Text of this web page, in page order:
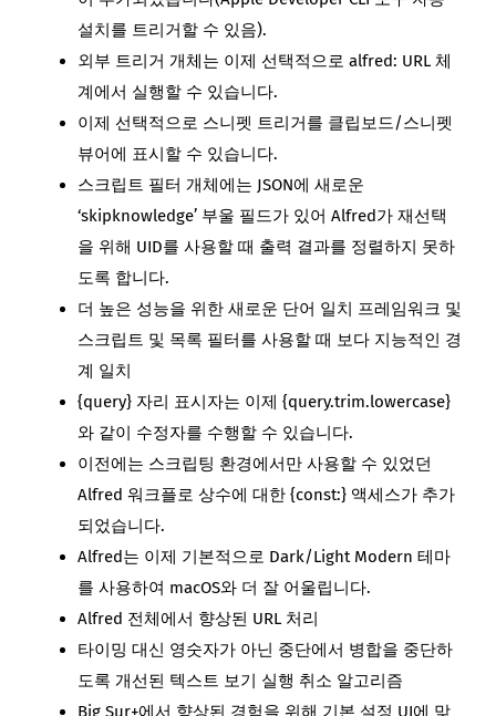
설치를 트리거할 수 있음).
외부 트리거 개체는 이제 선택적으로 alfred: URL 체
계에서 실행할 수 있습니다.
이제 선택적으로 스니펫 트리거를 클립보드/스니펫
뷰어에 표시할 수 있습니다.
스크립트 필터 개체에는 JSON에 새로운
‘skipknowledge’ 부울 필드가 있어 Alfred가 재선택
을 위해 UID를 사용할 때 출력 결과를 정렬하지 못하
도록 합니다.
더 높은 성능을 위한 새로운 단어 일치 프레임워크 및
스크립트 및 목록 필터를 사용할 때 보다 지능적인 경
계 일치
{query} 자리 표시자는 이제 {query.trim.lowercase}
와 같이 수정자를 수행할 수 있습니다.
이전에는 스크립팅 환경에서만 사용할 수 있었던
Alfred 워크플로 상수에 대한 {const:} 액세스가 추가
되었습니다.
Alfred는 이제 기본적으로 Dark/Light Modern 테마
를 사용하여 macOS와 더 잘 어울립니다.
Alfred 전체에서 향상된 URL 처리
타이밍 대신 영숫자가 아닌 중단에서 병합을 중단하
도록 개선된 텍스트 보기 실행 취소 알고리즘
Big Sur+에서 향상된 경험을 위해 기본 설정 UI에 맞